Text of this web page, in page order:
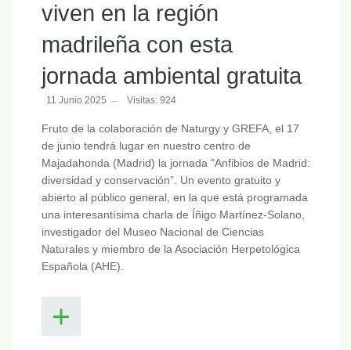
viven en la región
madrileña con esta
jornada ambiental gratuita
11 Junio 2025 Visitas: 924
Fruto de la colaboración de Naturgy y GREFA, el 17
de junio tendrá lugar en nuestro centro de
Majadahonda (Madrid) la jornada “Anfibios de Madrid:
diversidad y conservación”. Un evento gratuito y
abierto al público general, en la que está programada
una interesantísima charla de Íñigo Martínez-Solano,
investigador del Museo Nacional de Ciencias
Naturales y miembro de la Asociación Herpetológica
Española (AHE).